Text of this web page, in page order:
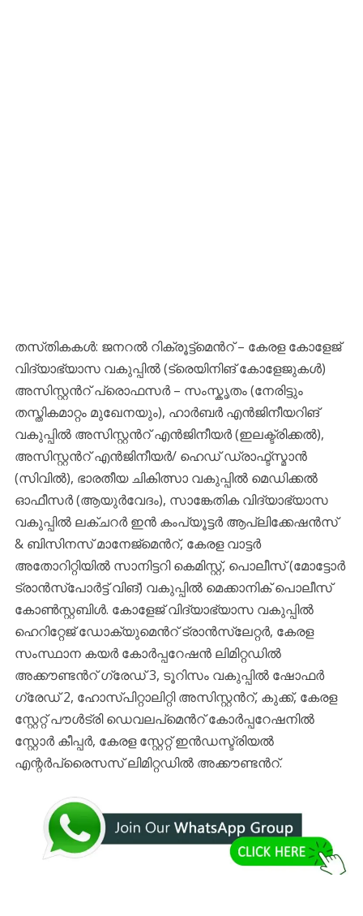
തസ്‌തികകൾ: ജനറൽ റിക്രൂട്ട്മെൻറ് – കേരള കോളേജ്
വിദ്യാഭ്യാസ വകുപ്പിൽ (ട്രെയിനിങ് കോളേജുകൾ)
അസിസ്റ്റൻറ് പ്രൊഫസർ – സംസ്കൃതം (നേരിട്ടും
തസ്തികമാറ്റം മുഖേനയും), ഹാർബർ എൻജിനീയറിങ്
വകുപ്പിൽ അസിസ്റ്റൻറ് എൻജിനീയർ (ഇലക്ട്രിക്കൽ),
അസിസ്റ്റൻറ് എൻജിനീയർ/ ഹെഡ് ഡ്രാഫ്ട്സ്മാൻ
(സിവിൽ), ഭാരതീയ ചികിത്സാ വകുപ്പിൽ മെഡിക്കൽ
ഓഫീസർ (ആയുർവേദം), സാങ്കേതിക വിദ്യാഭ്യാസ
വകുപ്പിൽ ലക്ചറർ ഇൻ കംപ്യൂട്ടർ ആപ്ലിക്കേഷൻസ്
& ബിസിനസ് മാനേജ്മെൻറ്, കേരള വാട്ടർ
അതോറിറ്റിയിൽ സാനിട്ടറി കെമിസ്റ്റ്, പൊലീസ് (മോട്ടോർ
ട്രാൻസ്പോർട്ട് വിങ്) വകുപ്പിൽ മെക്കാനിക് പൊലീസ്
കോൺസ്റ്റബിൾ. കോളേജ് വിദ്യാഭ്യാസ വകുപ്പിൽ
ഹെറിറ്റേജ് ഡോക്യുമെൻറ് ട്രാൻസ്ലേറ്റർ, കേരള
സംസ്ഥാന കയർ കോർപ്പറേഷൻ ലിമിറ്റഡിൽ
അക്കൗണ്ടൻറ് ഗ്രേഡ് 3, ടൂറിസം വകുപ്പിൽ ഷോഫർ
ഗ്രേഡ് 2, ഹോസ്പിറ്റാലിറ്റി അസിസ്റ്റൻറ്, കുക്ക്, കേരള
സ്റ്റേറ്റ് പൗൾട്രി ഡെവലപ്മെൻറ് കോർപ്പറേഷനിൽ
സ്റ്റോർ കീപ്പർ, കേരള സ്റ്റേറ്റ് ഇൻഡസ്ട്രിയൽ
എന്റർപ്രൈസസ് ലിമിറ്റഡിൽ അക്കൗണ്ടൻറ്.